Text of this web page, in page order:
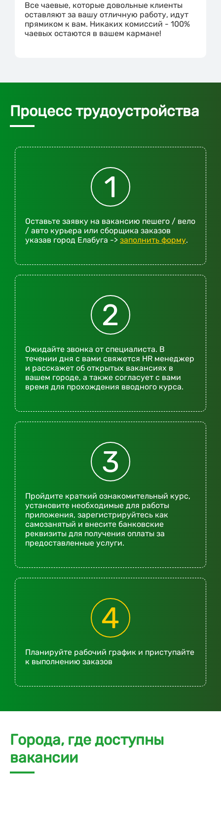
Все чаевые, которые довольные клиенты
оставляют за вашу отличную работу, идут
прямиком к вам. Никаких комиссий - 100%
чаевых остаются в вашем кармане!
Процесс трудоустройства
1
Оставьте заявку на вакансию пешего / вело
/ авто курьера или сборщика заказов
указав город Елабуга -> заполнить форму.
2
Ожидайте звонка от специалиста. В
течении дня с вами свяжется HR менеджер
и расскажет об открытых вакансиях в
вашем городе, а также согласует с вами
время для прохождения вводного курса.
3
Пройдите краткий ознакомительный курс,
установите необходимые для работы
приложения, зарегистрируйтесь как
самозанятый и внесите банковские
реквизиты для получения оплаты за
предоставленные услуги.
4
Планируйте рабочий график и приступайте
к выполнению заказов
Города, где доступны
вакансии